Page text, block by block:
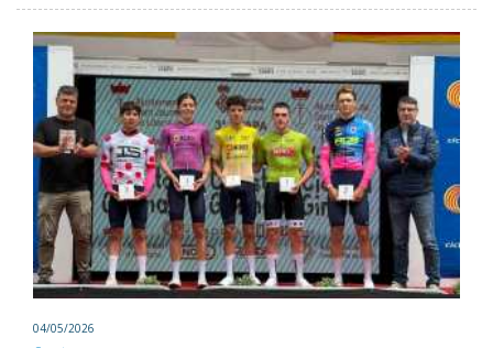
04/05/2026